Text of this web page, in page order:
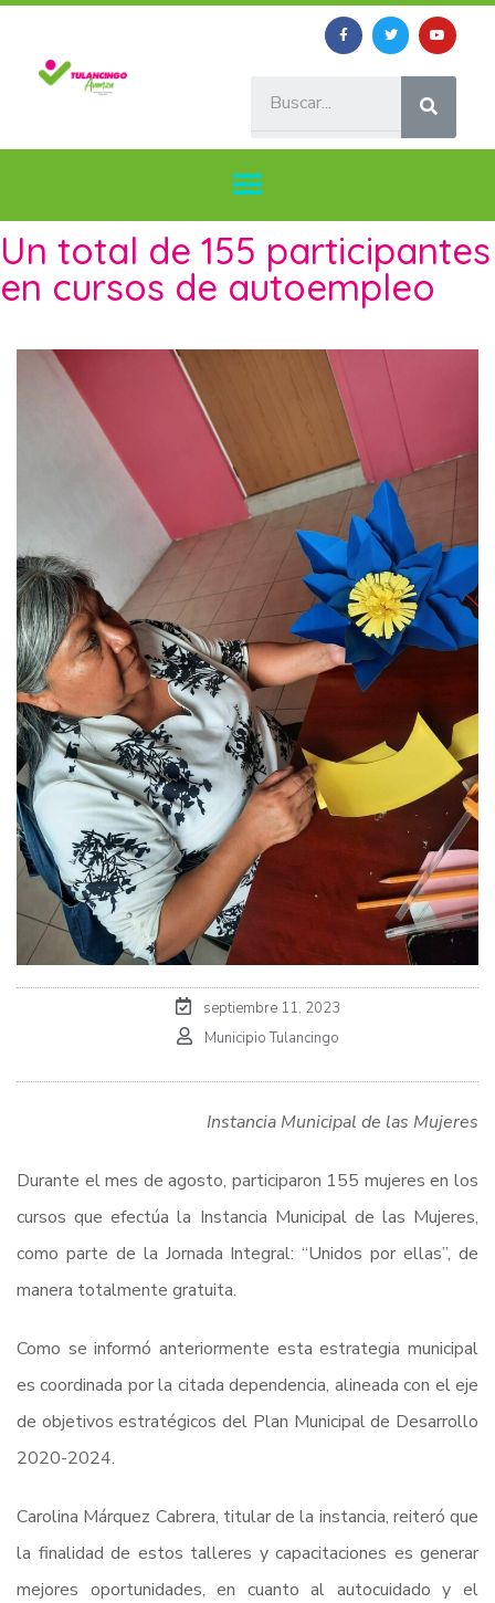
Un total de 155 participantes
en cursos de autoempleo
septiembre 11, 2023
Municipio Tulancingo
Instancia Municipal de las Mujeres
Durante el mes de agosto, participaron 155 mujeres en los
cursos que efectúa la Instancia Municipal de las Mujeres,
como parte de la Jornada Integral: “Unidos por ellas”, de
manera totalmente gratuita.
Como se informó anteriormente esta estrategia municipal
es coordinada por la citada dependencia, alineada con el eje
de objetivos estratégicos del Plan Municipal de Desarrollo
2020-2024.
Carolina Márquez Cabrera, titular de la instancia, reiteró que
la finalidad de estos talleres y capacitaciones es generar
mejores oportunidades, en cuanto al autocuidado y el